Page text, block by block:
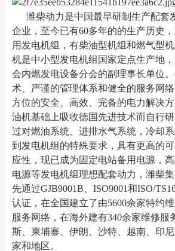
潍柴动力是中国最早研制生产配套
企业，至今已有60多年的的生产历史
用发电机组，有柴油型机组和燃气型
机是中小型发电机组国家定点生产地
会内燃发电设备分会的副理事长单位
术、严谨的管理体系和健全的服务网
方位的安全、高效、完备的电力解决
油机基础上吸收德国先进技术而自行
过对燃油系统、进排水气系统，冷却
到发电机组的特殊要求，具有更高的
应性，现已成为固定电站备用电源，
电源等发电机组理想配套动力，潍柴
先通过GJB9001B、ISO9001和ISO/
认证，在全国建立了由5600余家特约
服务网络，在海外建有340余家维修服
斯、柬埔寨、伊朗、沙特、越南、印
家和地区。